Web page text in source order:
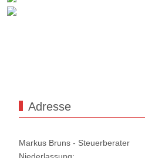
Adresse
Markus Bruns - Steuerberater
Niederlassung: